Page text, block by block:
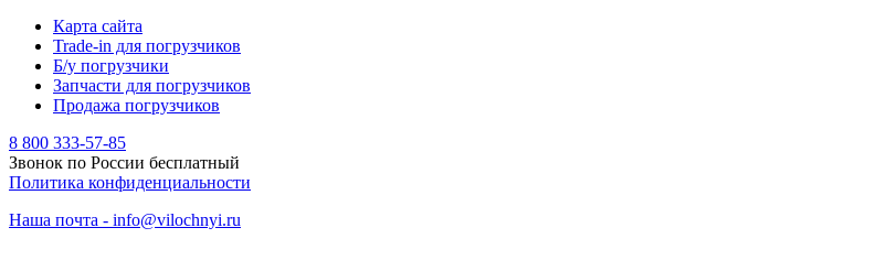
Карта сайта
Trade-in для погрузчиков
Б/у погрузчики
Запчасти для погрузчиков
Продажа погрузчиков
8 800 333-57-85
Звонок по России бесплатный
Политика конфиденциальности
Наша почта - info@vilochnyi.ru